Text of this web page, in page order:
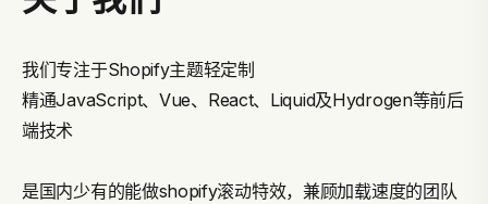
我们专注于Shopify主题轻定制
精通JavaScript、Vue、React、Liquid及Hydrogen等前后
端技术
是国内少有的能做shopify滚动特效，兼顾加载速度的团队